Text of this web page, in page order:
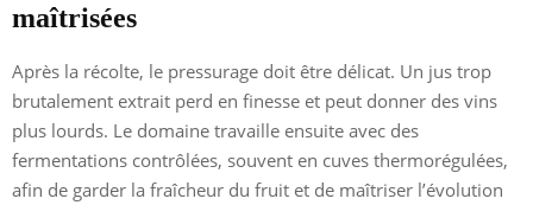
maîtrisées
Après la récolte, le pressurage doit être délicat. Un jus trop
brutalement extrait perd en finesse et peut donner des vins
plus lourds. Le domaine travaille ensuite avec des
fermentations contrôlées, souvent en cuves thermorégulées,
afin de garder la fraîcheur du fruit et de maîtriser l’évolution